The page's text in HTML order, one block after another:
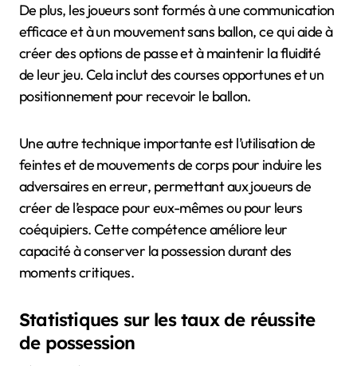
De plus, les joueurs sont formés à une communication
efficace et à un mouvement sans ballon, ce qui aide à
créer des options de passe et à maintenir la fluidité
de leur jeu. Cela inclut des courses opportunes et un
positionnement pour recevoir le ballon.
Une autre technique importante est l’utilisation de
feintes et de mouvements de corps pour induire les
adversaires en erreur, permettant aux joueurs de
créer de l’espace pour eux-mêmes ou pour leurs
coéquipiers. Cette compétence améliore leur
capacité à conserver la possession durant des
moments critiques.
Statistiques sur les taux de réussite
de possession